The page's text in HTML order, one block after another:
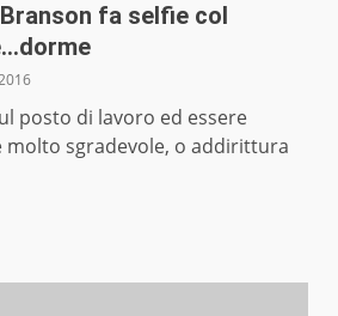
fa selfie col
posto di lavoro ed essere
molto sgradevole, o addirittura